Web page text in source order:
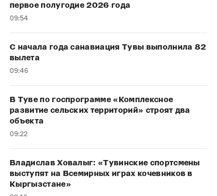
первое полугодие 2026 года
09:54
С начала года санавиация Тувы выполнила 82
вылета
09:46
В Туве по госпрограмме «Комплексное
развитие сельских территорий» строят два
объекта
09:22
Владислав Ховалыг: «Тувинские спортсмены
выступят на Всемирных играх кочевников в
Кыргызстане»